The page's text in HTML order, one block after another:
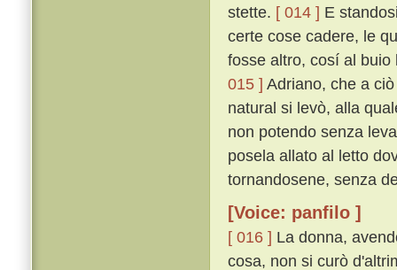
stette. [ 014 ] E
certe cose cadere, le
fosse altro, cosí al
015 ] Adriano, che a
natural si levò, alla
non potendo senza
posela allato al letto
tornandosene, senza
[Voice: panfilo ]
[ 016 ] La donna,
cosa, non si curò